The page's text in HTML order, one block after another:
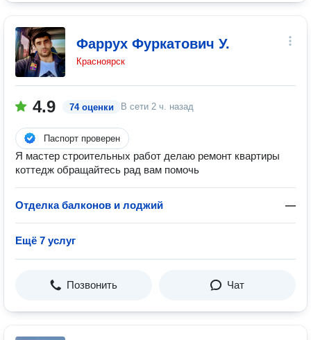
Фаррух Фуркатович У.
Красноярск
4.9 74 оценки В сети 2 ч. назад
Паспорт проверен
Я мастер строительных работ делаю ремонт квартиры
коттедж обращайтесь рад вам помочь
Отделка балконов и лоджий —
Ещё 7 услуг
Позвонить Чат